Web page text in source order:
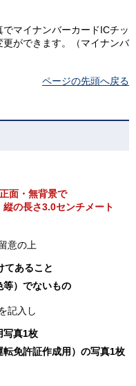
マイナンバーカードICチッ
ができます。（マイナンバ
ページの先頭へ戻る
面・無背景で
縦の長さ3.0センチメート
意の上
てあること
等）でないもの
記入し
写真1枚
転免許証作成用）の写真1枚